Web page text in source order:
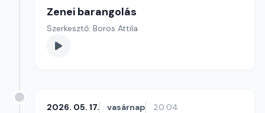
Zenei barangolás
Szerkesztő: Boros Attila
2026. 05. 17. vasárnap 20:04